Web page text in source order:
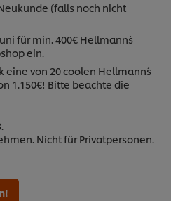
(falls noch nicht
für min. 400€ Hellmann´s
ein.
von 20 coolen Hellmann´s
1.150€! Bitte beachte die
Nicht für Privatpersonen.